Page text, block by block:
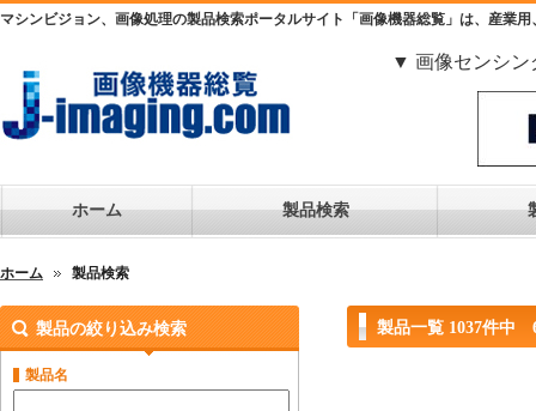
マシンビジョン、画像処理の製品検索ポータルサイト「画像機器総覧」は、産業
▼ 画像センシ
ホーム 製品検索
ホーム 製品検索
製品一覧 1037件中
製品の絞り込み検索
製品名